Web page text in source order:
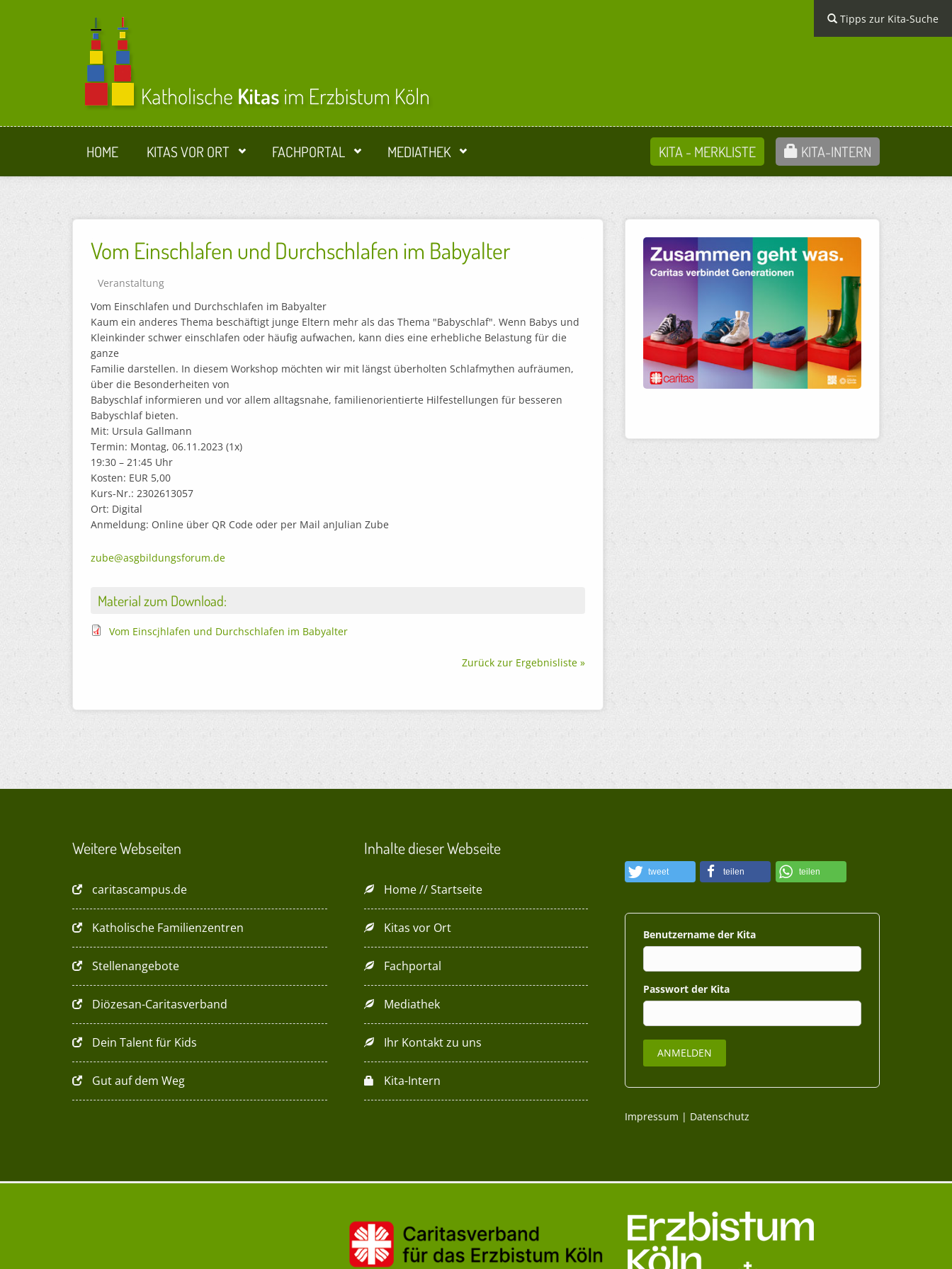
Tipps zur Kita-Suche
HOME KITAS VOR ORT FACHPORTAL MEDIATHEK KITA-INTERN
KITA - MERKLISTE
Vom Einschlafen und Durchschlafen im Babyalter
Veranstaltung
Vom Einschlafen und Durchschlafen im Babyalter
Kaum ein anderes Thema beschäftigt junge Eltern mehr als das Thema "Babyschlaf". Wenn Babys und
Kleinkinder schwer einschlafen oder häufig aufwachen, kann dies eine erhebliche Belastung für die
ganze
Familie darstellen. In diesem Workshop möchten wir mit längst überholten Schlafmythen aufräumen,
über die Besonderheiten von
Babyschlaf informieren und vor allem alltagsnahe, familienorientierte Hilfestellungen für besseren
Babyschlaf bieten.
Mit: Ursula Gallmann
Termin: Montag, 06.11.2023 (1x)
19:30 – 21:45 Uhr
Kosten: EUR 5,00
Kurs-Nr.: 2302613057
Ort: Digital
Anmeldung: Online über QR Code oder per Mail anJulian Zube
zube@asgbildungsforum.de
Material zum Download:
Vom Einscjhlafen und Durchschlafen im Babyalter
Zurück zur Ergebnisliste »
Weitere Webseiten
caritascampus.de
Katholische Familienzentren
Stellenangebote
Diözesan-Caritasverband
Dein Talent für Kids
Gut auf dem Weg
Inhalte dieser Webseite
Home // Startseite
Kitas vor Ort
Fachportal
Mediathek
Ihr Kontakt zu uns
Kita-Intern
tweet teilen teilen
Benutzername
Passwort
Impressum | Datenschutz